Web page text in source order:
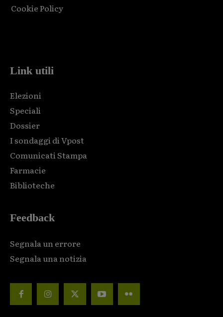
Cookie Policy
Link utili
Elezioni
Speciali
Dossier
I sondaggi di Vpost
Comunicati Stampa
Farmacie
Biblioteche
Feedback
Segnala un errore
Segnala una notizia